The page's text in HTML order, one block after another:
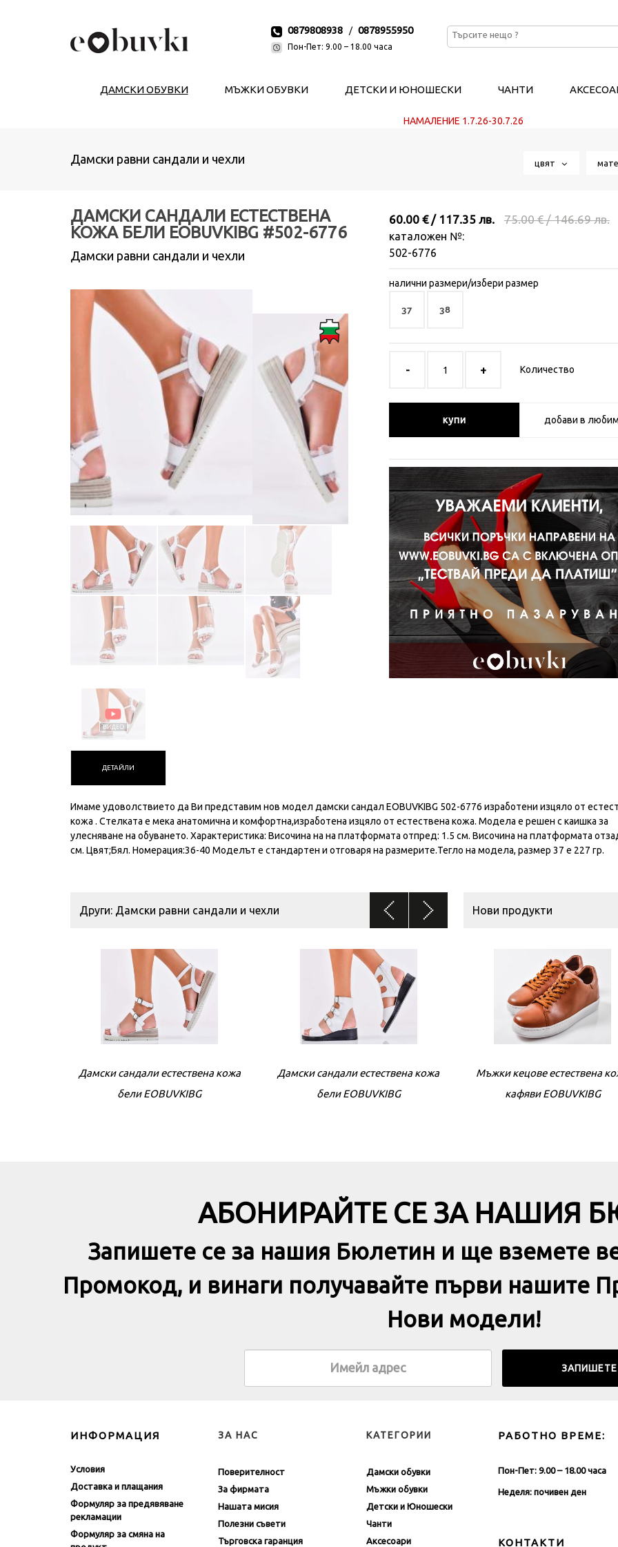
0879808938 / 0878955950
Пон-Пет: 9.00 – 18.00 часа
ДАМСКИ ОБУВКИ МЪЖКИ ОБУВКИ ДЕТСКИ И ЮНОШЕСКИ ЧАНТИ
НАМАЛЕНИЕ 1.7.26-30.7.26
Дамски равни сандали и чехли цвят
ДАМСКИ САНДАЛИ ЕСТЕСТВЕНА
КОЖА БЕЛИ EOBUVKIBG #502-6776
Дамски равни сандали и чехли
60.00 € / 117.35 лв. 75.00 € / 146.69 лв.
каталожен №:
502-6776
налични размери/избери размер
37 38
Количество
купи добави в
ДЕТАЙЛИ
Имаме удоволствието да Ви представим нов модел дамски сандал EOBUVKIBG 502-6776 изработени изцяло от
кожа . Стелката е мека анатомична и комфортна,изработена изцяло от естествена кожа. Модела е решен с каишка за
улесняване на обуването. Характеристика: Височина на на платформата отпред: 1.5 см. Височина на платформата
см. Цвят;Бял. Номерация:36-40 Моделът е стандартен и отговаря на размерите.Тегло на модела, размер 37 е 227 гр.
Други: Дамски равни сандали и чехли
Дамски сандали естествена кожа
бели EOBUVKIBG
Дамски сандали естествена кожа
бели EOBUVKIBG
Дамски сандали естествена
бежови EOBUVKIBG
Нови продукти
Мъжки кецове естествена
кафяви EOBUVKIBG
АБОНИРАЙТЕ СЕ ЗА НАШИЯ
Запишете се за нашия Бюлетин и ще вземете
Промокод, и винаги получавайте първи нашите
Нови модели!
ИНФОРМАЦИЯ
Условия
Доставка и плащания
Формуляр за предявяване
рекламации
Формуляр за смяна на
ЗА НАС
Поверителност
За фирмата
Нашата мисия
Полезни съвети
КАТЕГОРИИ
Дамски обувки
Мъжки обувки
Детски и Юношески
Чанти
РАБОТНО ВРЕМЕ:
Пон-Пет: 9.00 – 18.00 часа
Неделя: почивен ден